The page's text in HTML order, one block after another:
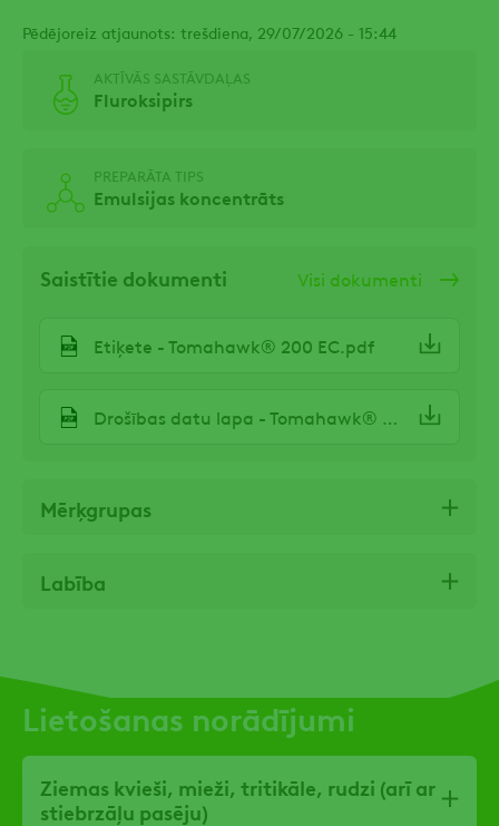
Pēdējoreiz atjaunots: trešdiena, 29/07/2026 - 15:44
AKTĪVĀS SASTĀVDAĻAS
Fluroksipirs
PREPARĀTA TIPS
Emulsijas koncentrāts
Saistītie dokumenti Visi dokumenti
Etiķete - Tomahawk® 200 EC.pdf
Drošības datu lapa - Tomahawk® 200 EC
Mērķgrupas
Labība
Lietošanas norādījumi
Ziemas kvieši, mieži, tritikāle, rudzi (arī ar
stiebrzāļu pasēju)